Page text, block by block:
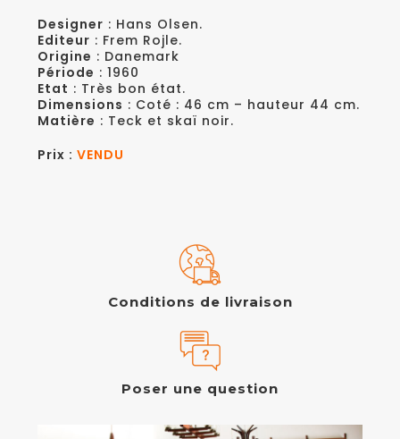
Designer : Hans Olsen.
Editeur : Frem Rojle.
Origine : Danemark
Période : 1960
Etat : Très bon état.
Dimensions : Coté : 46 cm – hauteur 44 cm.
Matière : Teck et skaï noir.
Prix :VENDU
Conditions de livraison
Poser une question